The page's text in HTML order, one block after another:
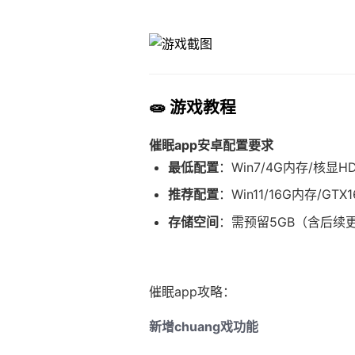
🧫 游戏教程
催眠app安卓配置要求
​最低配置​：Win7/4G内存/核显
​推荐配置​：Win11/16G内存/
​存储空间​ ：需预留5GB（含后续
催眠app攻略：
新增chuang戏功能